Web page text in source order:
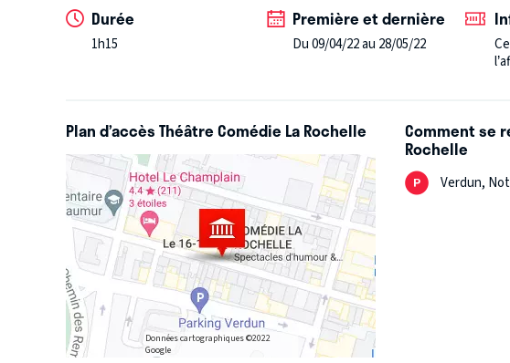
Un véritable petit guide de survie à l'usage des parents malmenés
Familles, à vos réservations !
Durée
1h15
Première et dernière
Du 09/04/22 au 28/05/22
Plan d’accès Théâtre Comédie La Rochelle
Données cartographiques ©2022
Google
Comment se
Rochelle
Verdun,